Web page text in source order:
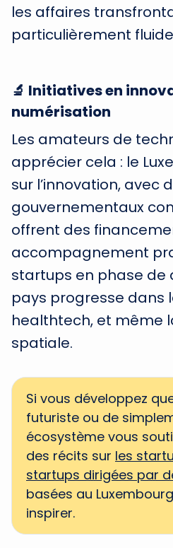
les affaires
particulièrement
🔬 Initiatives en
numérisation
Les amateurs de
apprécier cela : le
sur l’innovation, avec
gouvernementaux
offrent des
accompagnement
startups en phase de
pays progresse dans
healthtech, et même
spatiale.
Si vous développez
futuriste ou de
écosystème vous
des récits sur les
startups dirigées par
basées au
inspirer.